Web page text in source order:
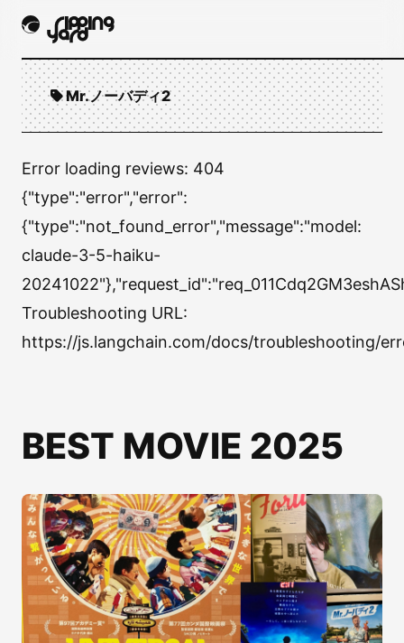
Mr.ノーバディ2
Error loading reviews: 404
{"type":"error","error":
{"type":"not_found_error","message":"model:
claude-3-5-haiku-
Troubleshooting URL:
https://js.langchain.com/docs/troubleshooting/
BEST MOVIE 2025